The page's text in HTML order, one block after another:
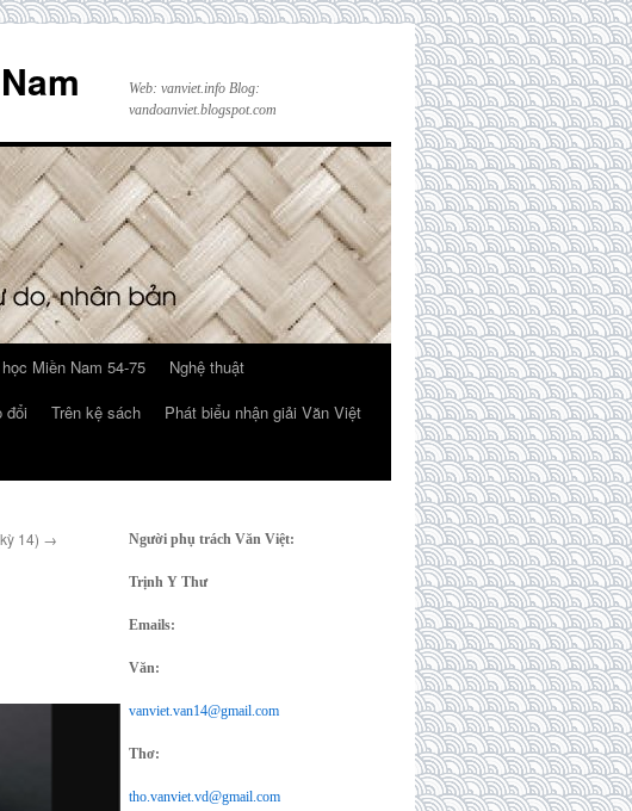
Web: vanviet.info Blog:
vandoanviet.blogspot.com
Miền Nam 54-75
Nghệ thuật
đổi Trên kệ sách
Phát biểu nhận giải Văn Việt
14) → Người phụ trách Văn Việt:
Trịnh Y Thư
Emails:
Văn:
vanviet.van14@gmail.com
Thơ:
tho.vanviet.vd@gmail.com